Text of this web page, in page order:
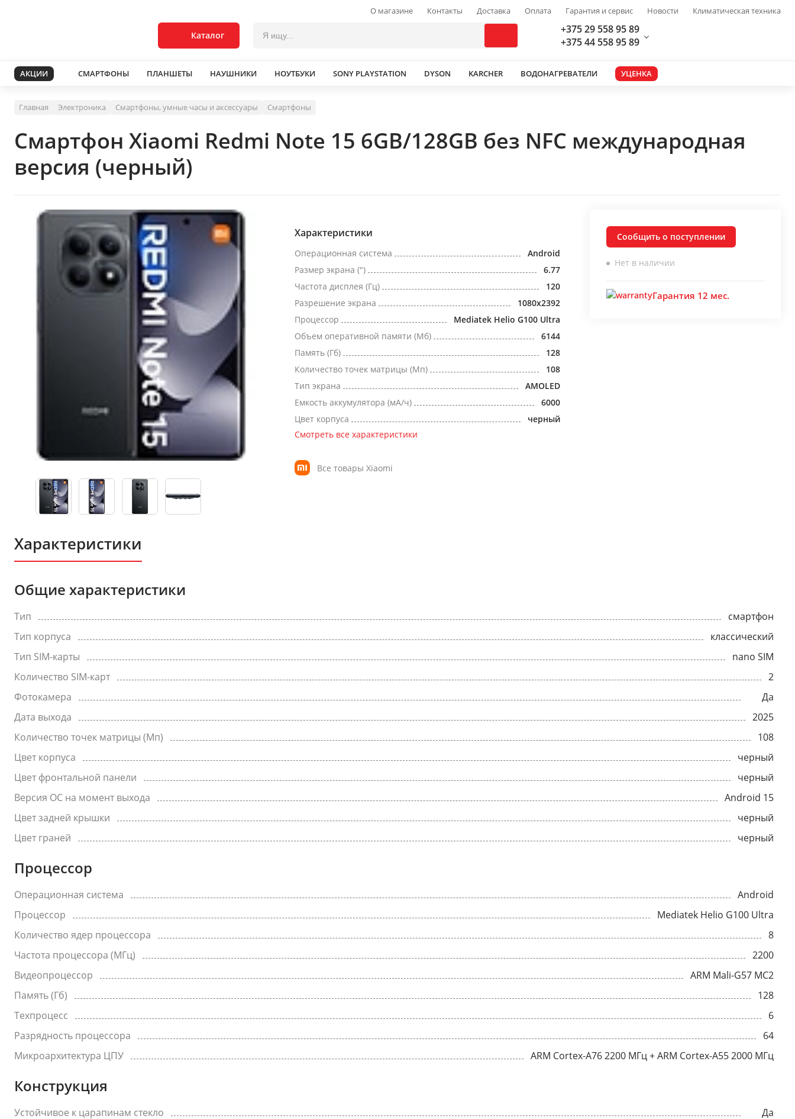
О магазине Контакты Доставка Оплата Гарантия и сервис Новости Климатическая техника
Каталог
+375 29 558 95 89
+375 44 558 95 89
АКЦИИ СМАРТФОНЫ ПЛАНШЕТЫ НАУШНИКИ НОУТБУКИ SONY PLAYSTATION DYSON KARCHER ВОДОНАГРЕВАТЕЛИ УЦЕНКА
Главная Электроника Смартфоны, умные часы и аксессуары Смартфоны
Смартфон Xiaomi Redmi Note 15 6GB/128GB без NFC международная
версия (черный)
Характеристики
Операционная система
Android
Размер экрана (")
6.77
Частота дисплея (Гц)
120
Разрешение экрана
1080x2392
Процессор
Mediatek Helio G100 Ultra
Объем оперативной памяти (Мб)
6144
Память (Гб)
128
Количество точек матрицы (Мп)
108
Тип экрана
AMOLED
Емкость аккумулятора (мА/ч)
6000
Цвет корпуса
черный
Смотреть все характеристики
Все товары Xiaomi
Сообщить о поступлении
Нет в наличии
Гарантия 12 мес.
Характеристики
Общие характеристики
Тип
смартфон
Тип корпуса
классический
Тип SIM-карты
nano SIM
Количество SIM-карт
2
Фотокамера
Да
Дата выхода
2025
Количество точек матрицы (Мп)
108
Цвет корпуса
черный
Цвет фронтальной панели
черный
Версия ОС на момент выхода
Android 15
Цвет задней крышки
черный
Цвет граней
черный
Процессор
Операционная система
Android
Процессор
Mediatek Helio G100 Ultra
Количество ядер процессора
8
Частота процессора (МГц)
2200
Видеопроцессор
ARM Mali-G57 MC2
Память (Гб)
128
Техпроцесс
6
Разрядность процессора
64
Микроархитектура ЦПУ
ARM Cortex-A76 2200 МГц + ARM Cortex-A55 2000 МГц
Конструкция
Устойчивое к царапинам стекло
Да